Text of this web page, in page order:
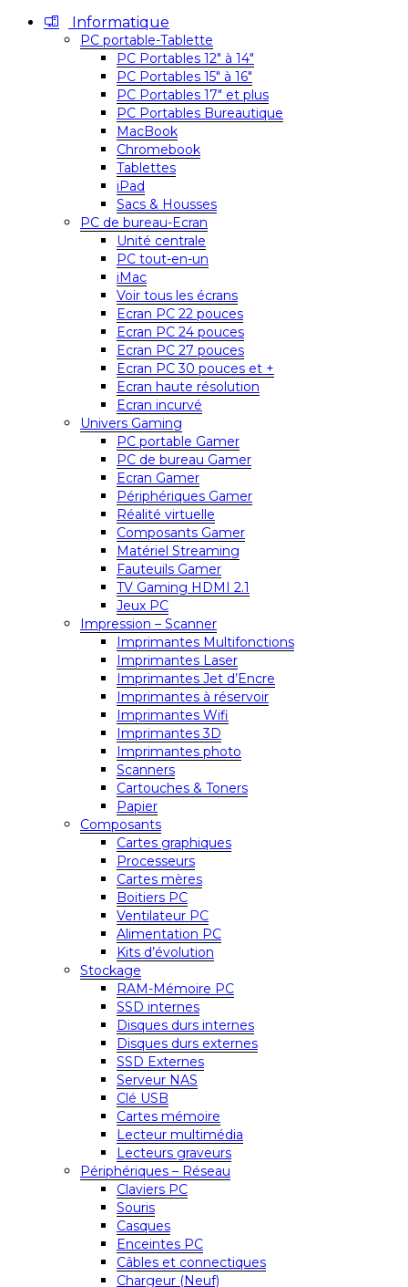
Informatique
PC portable-Tablette
PC Portables 12″ à 14″
PC Portables 15″ à 16″
PC Portables 17″ et plus
PC Portables Bureautique
MacBook
Chromebook
Tablettes
iPad
Sacs & Housses
PC de bureau-Ecran
Unité centrale
PC tout-en-un
iMac
Voir tous les écrans
Ecran PC 22 pouces
Ecran PC 24 pouces
Ecran PC 27 pouces
Ecran PC 30 pouces et +
Ecran haute résolution
Ecran incurvé
Univers Gaming
PC portable Gamer
PC de bureau Gamer
Ecran Gamer
Périphériques Gamer
Réalité virtuelle
Composants Gamer
Matériel Streaming
Fauteuils Gamer
TV Gaming HDMI 2.1
Jeux PC
Impression – Scanner
Imprimantes Multifonctions
Imprimantes Laser
Imprimantes Jet d’Encre
Imprimantes à réservoir
Imprimantes Wifi
Imprimantes 3D
Imprimantes photo
Scanners
Cartouches & Toners
Papier
Composants
Cartes graphiques
Processeurs
Cartes mères
Boitiers PC
Ventilateur PC
Alimentation PC
Kits d’évolution
Stockage
RAM-Mémoire PC
SSD internes
Disques durs internes
Disques durs externes
SSD Externes
Serveur NAS
Clé USB
Cartes mémoire
Lecteur multimédia
Lecteurs graveurs
Périphériques – Réseau
Claviers PC
Souris
Casques
Enceintes PC
Câbles et connectiques
Chargeur (Neuf)